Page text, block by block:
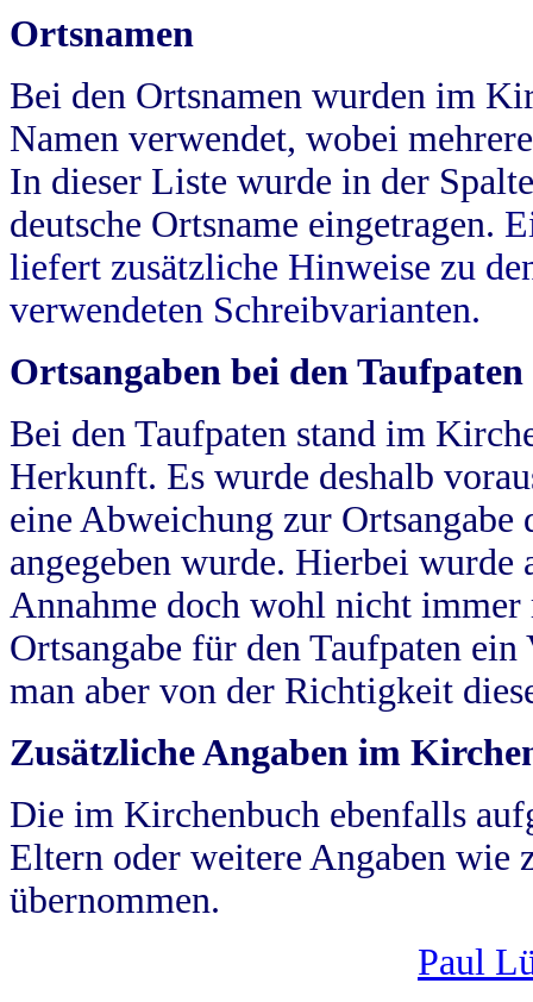
Ortsnamen
Bei den Ortsnamen wurden im
Namen verwendet, wobei
In dieser Liste wurde in der
deutsche Ortsname eingetragen.
liefert zusätzliche Hinweise zu
verwendeten Schreibvarianten.
Ortsangaben bei den Taufpaten
Bei den Taufpaten stand im
Herkunft. Es wurde deshalb
eine Abweichung zur
angegeben wurde. Hierbei wurde
Annahme doch wohl nicht
Ortsangabe für den Taufpaten
man aber von der Richtigkeit
Zusätzliche Angaben im
Die im Kirchenbuch ebenfalls
Eltern oder weitere Angaben wie
übernommen.
Paul